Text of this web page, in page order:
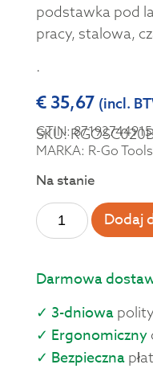
podstawka pod
pracy, stalowa,
.
€35,67 (incl.
SKU:
GTIN:
MARKA: R-Go
Na stanie
Dodaj
Darmowa
✓ 3-dniowa
✓ Ergonomiczny
✓ Bezpieczna